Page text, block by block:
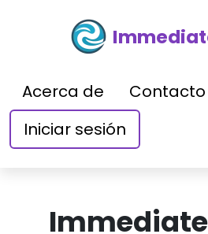
Acerca de
Contacto
Iniciar sesión